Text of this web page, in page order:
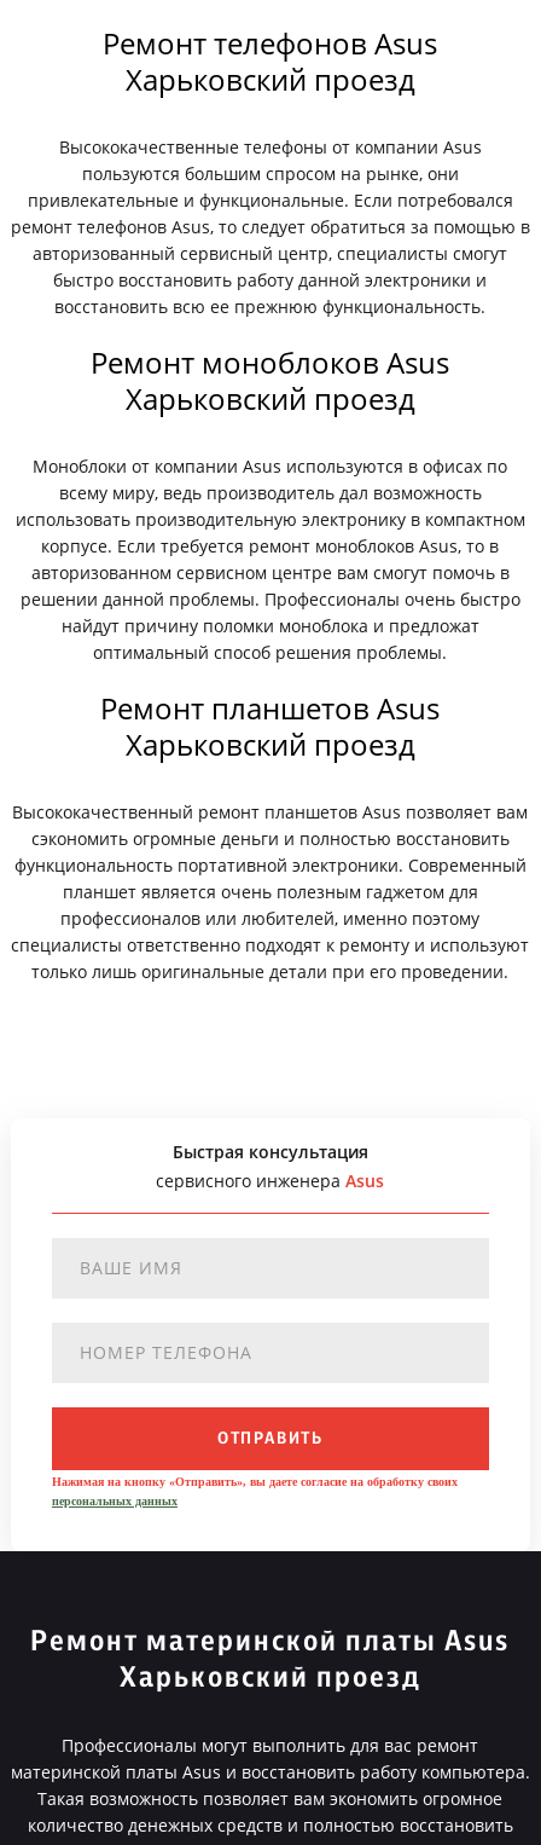
Ремонт телефонов Asus
Харьковский проезд
Высококачественные телефоны от компании Asus
пользуются большим спросом на рынке, они
привлекательные и функциональные. Если потребовался
ремонт телефонов Asus, то следует обратиться за помощью в
авторизованный сервисный центр, специалисты смогут
быстро восстановить работу данной электроники и
восстановить всю ее прежнюю функциональность.
Ремонт моноблоков Asus
Харьковский проезд
Моноблоки от компании Asus используются в офисах по
всему миру, ведь производитель дал возможность
использовать производительную электронику в компактном
корпусе. Если требуется ремонт моноблоков Asus, то в
авторизованном сервисном центре вам смогут помочь в
решении данной проблемы. Профессионалы очень быстро
найдут причину поломки моноблока и предложат
оптимальный способ решения проблемы.
Ремонт планшетов Asus
Харьковский проезд
Высококачественный ремонт планшетов Asus позволяет вам
сэкономить огромные деньги и полностью восстановить
функциональность портативной электроники. Современный
планшет является очень полезным гаджетом для
профессионалов или любителей, именно поэтому
специалисты ответственно подходят к ремонту и используют
только лишь оригинальные детали при его проведении.
Быстрая консультация
сервисного инженераAsus
ОТПРАВИТЬ
Нажимая на кнопку «Отправить», вы даете согласие на обработку своих
персональных данных
Ремонт материнской платы Asus
Харьковский проезд
Профессионалы могут выполнить для вас ремонт
материнской платы Asus и восстановить работу компьютера.
Такая возможность позволяет вам экономить огромное
количество денежных средств и полностью восстановить